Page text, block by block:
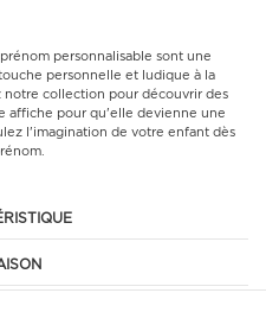
personnalisable sont une
personnelle et ludique à la
collection pour découvrir des
affiche pour qu'elle devienne une
l'imagination de votre enfant dès